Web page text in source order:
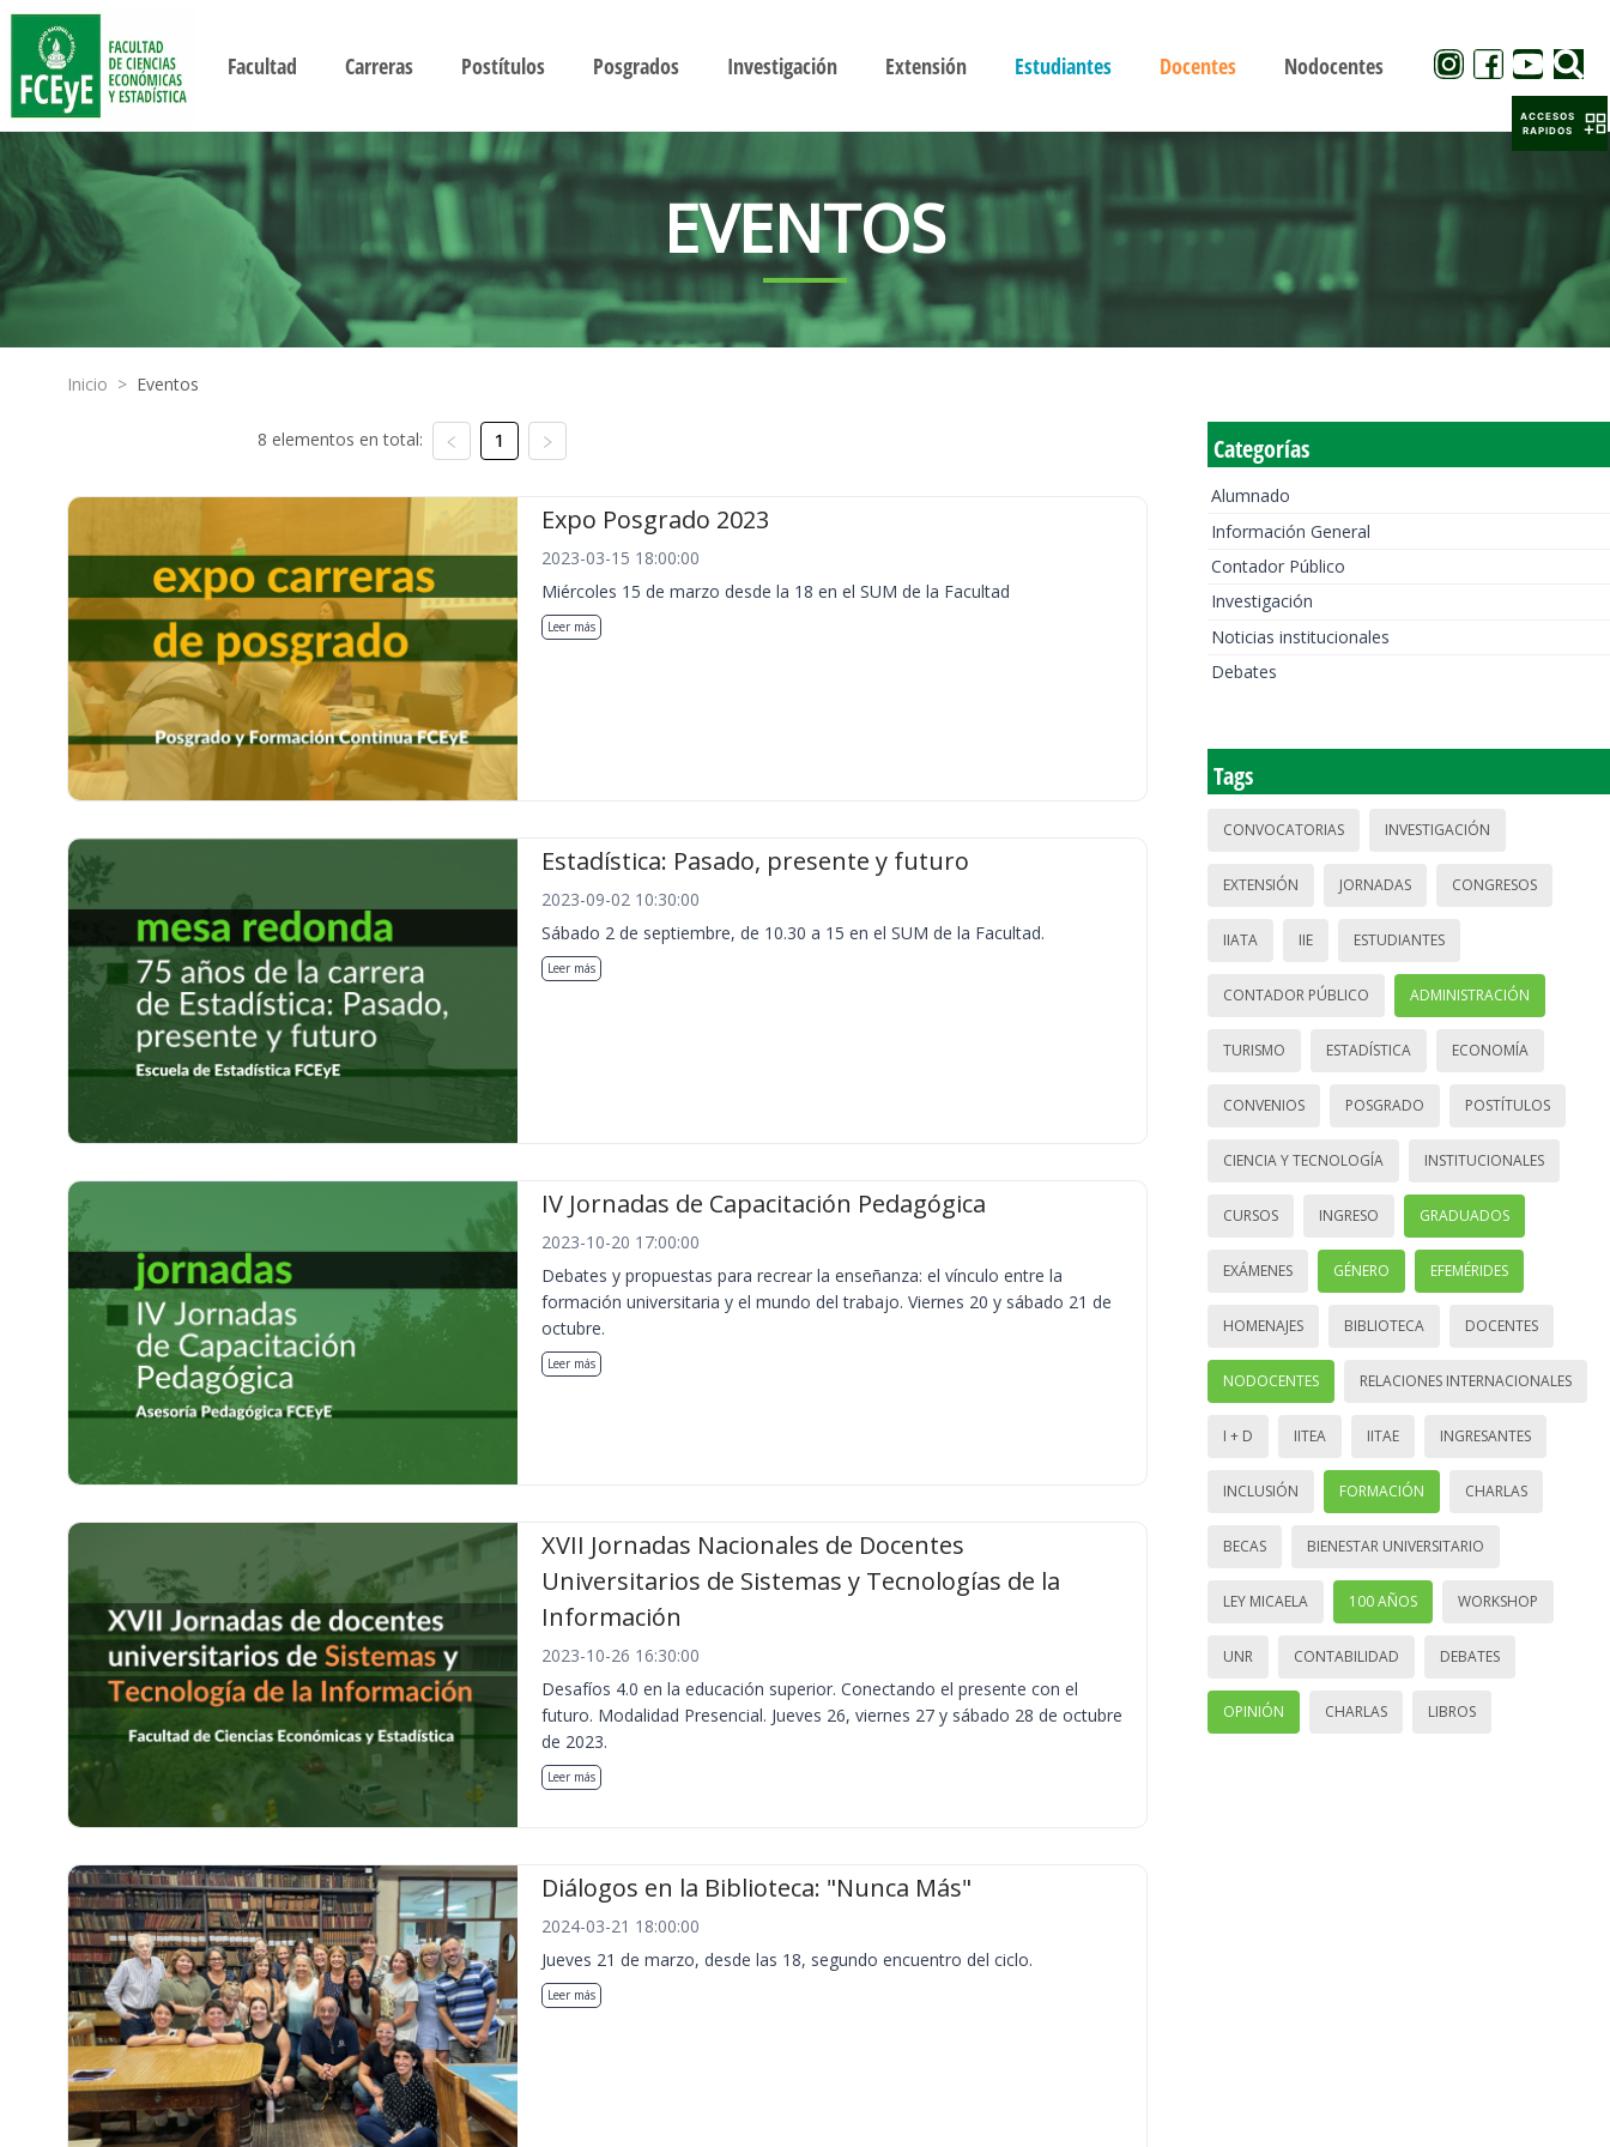
Facultad Carreras Postítulos Posgrados Investigación Extensión Estudiantes Docentes Nodocentes
EVENTOS
Inicio > Eventos
8 elementos en total: 1
Expo Posgrado 2023
2023-03-15 18:00:00
Miércoles 15 de marzo desde la 18 en el SUM de la Facultad
Leer más
Estadística: Pasado, presente y futuro
2023-09-02 10:30:00
Sábado 2 de septiembre, de 10.30 a 15 en el SUM de la Facultad.
Leer más
IV Jornadas de Capacitación Pedagógica
2023-10-20 17:00:00
Debates y propuestas para recrear la enseñanza: el vínculo entre la
formación universitaria y el mundo del trabajo. Viernes 20 y sábado 21 de
octubre.
Leer más
XVII Jornadas Nacionales de Docentes
Universitarios de Sistemas y Tecnologías de la
Información
2023-10-26 16:30:00
Desafíos 4.0 en la educación superior. Conectando el presente con el
futuro. Modalidad Presencial. Jueves 26, viernes 27 y sábado 28 de octubre
de 2023.
Leer más
Diálogos en la Biblioteca: "Nunca Más"
2024-03-21 18:00:00
Jueves 21 de marzo, desde las 18, segundo encuentro del ciclo.
Leer más
Categorías
Alumnado
Información General
Contador Público
Investigación
Noticias institucionales
Debates
Tags
CONVOCATORIAS INVESTIGACIÓN
EXTENSIÓN JORNADAS CONGRESOS
IIATA IIE ESTUDIANTES
CONTADOR PÚBLICO ADMINISTRACIÓN
TURISMO ESTADÍSTICA ECONOMÍA
CONVENIOS POSGRADO POSTÍTULOS
CIENCIA Y TECNOLOGÍA INSTITUCIONALES
CURSOS INGRESO GRADUADOS
EXÁMENES GÉNERO EFEMÉRIDES
HOMENAJES BIBLIOTECA DOCENTES
NODOCENTES RELACIONES INTERNACIONALES
I + D IITEA IITAE INGRESANTES
INCLUSIÓN FORMACIÓN CHARLAS
BECAS BIENESTAR UNIVERSITARIO
LEY MICAELA 100 AÑOS WORKSHOP
UNR CONTABILIDAD DEBATES
OPINIÓN CHARLAS LIBROS
ACCESOS
RAPIDOS